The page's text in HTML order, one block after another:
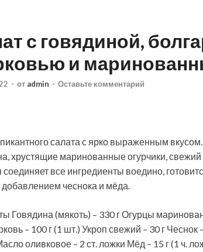
с говядиной,
и
- от admin - Оставьте комментарий
салата с ярко выраженным
хрустящие маринованные огурчики,
соединяет все ингредиенты воедино,
добавлением чеснока и мёда.
Говядина (мякоть) – 330 г Огурцы
– 100 г (1 шт.) Укроп свежий – 30 г Чеснок
оливковое – 2 ст. ложки Мёд – 15 г (1 ч.